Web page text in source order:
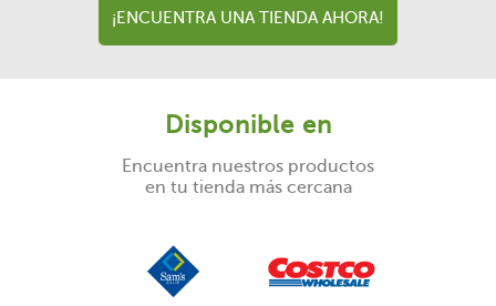
¡ENCUENTRA UNA TIENDA AHORA!
Disponible en
Encuentra nuestros productos
en tu tienda más cercana